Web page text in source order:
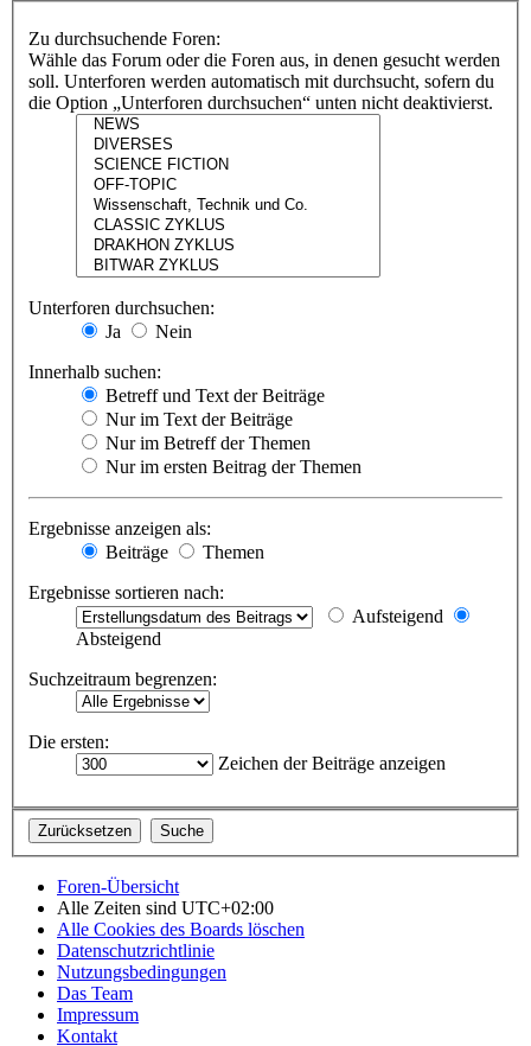
Zu durchsuchende Foren:
Wähle das Forum oder die Foren aus, in denen gesucht werden
soll. Unterforen werden automatisch mit durchsucht, sofern du
die Option „Unterforen durchsuchen“ unten nicht deaktivierst.
Unterforen durchsuchen:
Ja
Nein
Innerhalb suchen:
Betreff und Text der Beiträge
Nur im Text der Beiträge
Nur im Betreff der Themen
Nur im ersten Beitrag der Themen
Ergebnisse anzeigen als:
Beiträge
Themen
Ergebnisse sortieren nach:
Aufsteigend
Absteigend
Suchzeitraum begrenzen:
Die ersten:
Zeichen der Beiträge anzeigen
Foren-Übersicht
Alle Zeiten sind UTC+02:00
Alle Cookies des Boards löschen
Datenschutzrichtlinie
Nutzungsbedingungen
Das Team
Impressum
Kontakt